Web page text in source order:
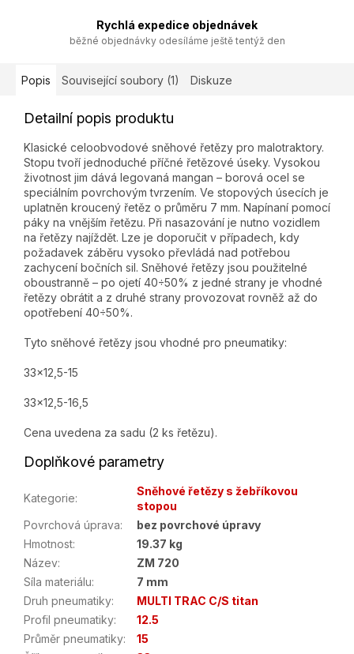
Rychlá expedice objednávek
běžné objednávky odesíláme ještě tentýž den
Popis Související soubory (1) Diskuze
Detailní popis produktu
Klasické celoobvodové sněhové řetězy pro malotraktory.
Stopu tvoří jednoduché příčné řetězové úseky. Vysokou
životnost jim dává legovaná mangan – borová ocel se
speciálním povrchovým tvrzením. Ve stopových úsecích je
uplatněn kroucený řetěz o průměru 7 mm. Napínaní pomocí
páky na vnějším řetězu. Při nasazování je nutno vozidlem
na řetězy najíždět. Lze je doporučit v případech, kdy
požadavek záběru vysoko převládá nad potřebou
zachycení bočních sil. Sněhové řetězy jsou použitelné
oboustranně – po ojetí 40÷50% z jedné strany je vhodné
řetězy obrátit a z druhé strany provozovat rovněž až do
opotřebení 40÷50%.
Tyto sněhové řetězy jsou vhodné pro pneumatiky:
33x12,5-15
33x12,5-16,5
Cena uvedena za sadu (2 ks řetězu).
Doplňkové parametry
Kategorie:
Sněhové řetězy s žebříkovou
stopou
Povrchová úprava:
bez povrchové úpravy
Hmotnost:
19.37 kg
Název:
ZM 720
Síla materiálu:
7 mm
Druh pneumatiky:
MULTI TRAC C/S titan
Profil pneumatiky:
12.5
Průměr pneumatiky:
15